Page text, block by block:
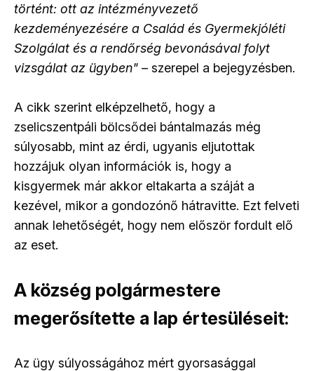
történt: ott az intézményvezető
kezdeményezésére a Család és Gyermekjóléti
Szolgálat és a rendőrség bevonásával folyt
vizsgálat az ügyben" – szerepel a bejegyzésben.
A cikk szerint elképzelhető, hogy a
zselicszentpáli bölcsődei bántalmazás még
súlyosabb, mint az érdi, ugyanis eljutottak
hozzájuk olyan információk is, hogy a
kisgyermek már akkor eltakarta a száját a
kezével, mikor a gondozónő hátravitte. Ezt felveti
annak lehetőségét, hogy nem először fordult elő
az eset.
A község polgármestere
megerősítette a lap értesüléseit:
Az ügy súlyosságához mért gyorsasággal